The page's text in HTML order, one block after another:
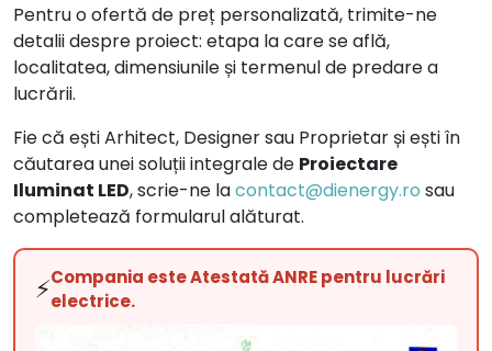
Pentru o ofertă de preț personalizată, trimite-ne
detalii despre proiect: etapa la care se află,
localitatea, dimensiunile și termenul de predare a
lucrării.
Fie că ești Arhitect, Designer sau Proprietar și ești în
căutarea unei soluții integrale de Proiectare
Iluminat LED, scrie-ne lacontact@dienergy.ro sau
completează formularul alăturat.
⚡Compania este Atestată ANRE pentru lucrări
electrice.